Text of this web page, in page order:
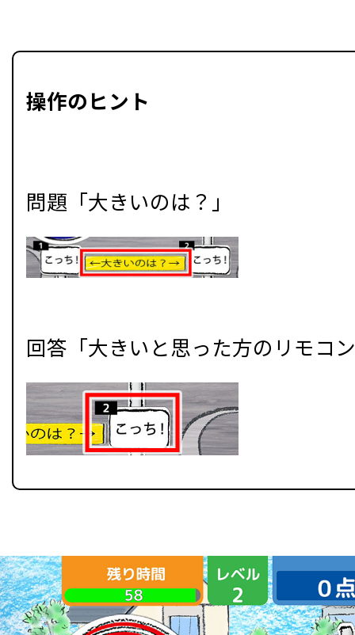
操作のヒント
問題「大きいのは？」
回答「大きいと思った方のリモコ